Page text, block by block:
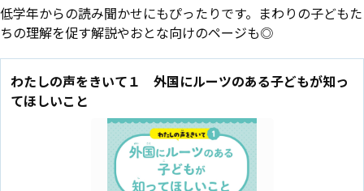
低学年からの読み聞かせにもぴったりです。まわりの子どもた
ちの理解を促す解説やおとな向けのページも◎
わたしの声をきいて１ 外国にルーツのある子どもが知っ
てほしいこと